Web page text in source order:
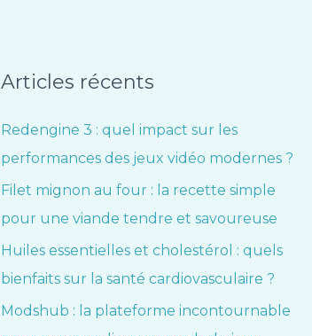
Articles récents
Redengine 3 : quel impact sur les
performances des jeux vidéo modernes ?
Filet mignon au four : la recette simple
pour une viande tendre et savoureuse
Huiles essentielles et cholestérol : quels
bienfaits sur la santé cardiovasculaire ?
Modshub : la plateforme incontournable